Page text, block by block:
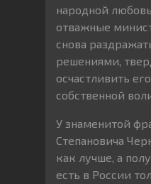
народной
отважные
снова
решениями,
осчастливить
собственной
У знаменитой
Степановича
как лучше, а
есть в России